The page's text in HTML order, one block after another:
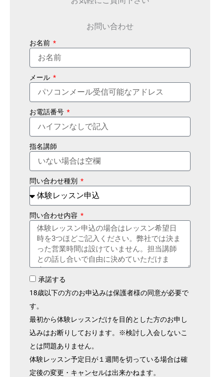
お問い合わせ
お名前
メール
お電話番号
指名講師
問い合わせ種別
問い合わせ内容
承諾する
18歳以下の方のお申込みは保護者様の同意が必要で
す。
最初から体験レッスンだけを目的とした方のお申し
込みはお断りしております。※検討し入会しないこ
とは問題ありません。
体験レッスン予定日が１週間を切っている場合は確
定後の変更・キャンセルは出来かねます。